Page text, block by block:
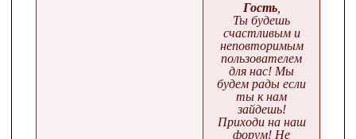
Гость,
Ты будешь
счастливым и
неповторимым
пользователем
для нас! Мы
будем рады если
ты к нам
зайдешь!
Приходи на наш
форум! Не